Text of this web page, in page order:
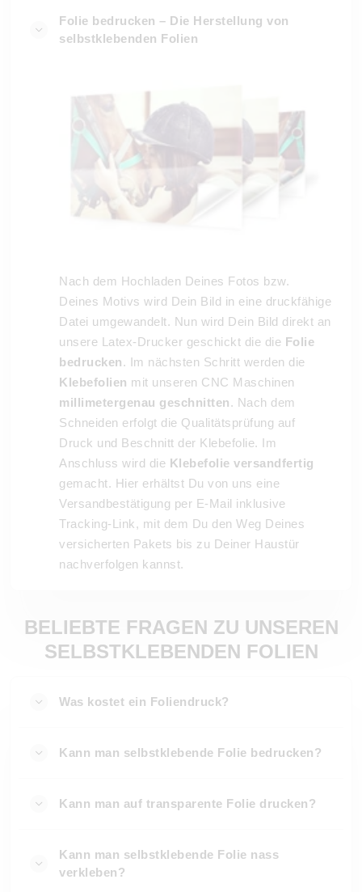
Folie bedrucken – Die Herstellung von
selbstklebenden Folien
Nach dem Hochladen Deines Fotos bzw.
Deines Motivs wird Dein Bild in eine druckfähige
Datei umgewandelt. Nun wird Dein Bild direkt an
unsere Latex-Drucker geschickt die die Folie
bedrucken. Im nächsten Schritt werden die
Klebefolien mit unseren CNC Maschinen
millimetergenau geschnitten. Nach dem
Schneiden erfolgt die Qualitätsprüfung auf
Druck und Beschnitt der Klebefolie. Im
Anschluss wird die Klebefolie versandfertig
gemacht. Hier erhältst Du von uns eine
Versandbestätigung per E-Mail inklusive
Tracking-Link, mit dem Du den Weg Deines
versicherten Pakets bis zu Deiner Haustür
nachverfolgen kannst.
BELIEBTE FRAGEN ZU UNSEREN
SELBSTKLEBENDEN FOLIEN
Was kostet ein Foliendruck?
Kann man selbstklebende Folie bedrucken?
Kann man auf transparente Folie drucken?
Kann man selbstklebende Folie nass
verkleben?